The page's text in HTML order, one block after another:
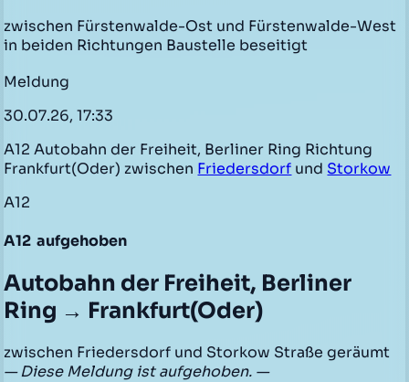
zwischen Fürstenwalde-Ost und Fürstenwalde-West
in beiden Richtungen Baustelle beseitigt
Meldung
30.07.26, 17:33
A12 Autobahn der Freiheit, Berliner Ring Richtung
Frankfurt(Oder) zwischen Friedersdorf und Storkow
A12
A12 aufgehoben
Autobahn der Freiheit, Berliner
Ring → Frankfurt(Oder)
zwischen Friedersdorf und Storkow Straße geräumt
— Diese Meldung ist aufgehoben. —